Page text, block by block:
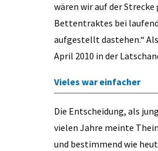
wären wir auf der
Bettentraktes bei
aufgestellt dastehen.“
April 2010 in der
Vieles war einfacher
Die Entscheidung, als
vielen Jahre meinte
und bestimmend wie